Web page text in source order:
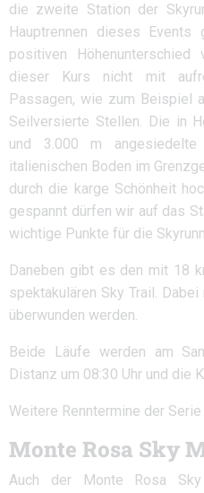
die zweite Station der
Hauptrennen dieses
positiven
dieser Kurs nicht mit
Passagen, wie zum Beispiel
Seilversierte Stellen. Die in
und 3.000 m
italienischen Boden im
durch die karge Schönheit
gespannt dürfen wir auf das
wichtige Punkte für die
Daneben gibt es den mit 18
spektakulären Sky Trail.
überwunden werden.
Beide Läufe werden am
Distanz um 08:30 Uhr und die
Weitere Renntermine der
Monte Rosa Sky
Auch der Monte Rosa